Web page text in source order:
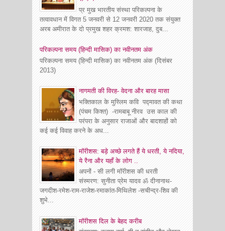
प्र मुख भारतीय संस्था परिकल्पना के
तत्वावधान में विगत 5 जनवरी से 12 जनवरी 2020 तक संयुक्त
अरब अमीरात के दो प्रमुख शहर क्रमश: शारजाह, दुब...
परिकल्पना समय (हिन्दी मासिक) का नवीनतम अंक
परिकल्पना समय (हिन्दी मासिक) का नवीनतम अंक (दिसंबर
2013)
नागमती की विरह- वेदना और बारह मासा
भक्तिकाल के मुस्लिम कवि पद्मावत की कथा
(पंचम किश्त) -रामबाबू नीरव उस काल की
परंपरा के अनुसार राजाओं और बादशाहों को
कई कई विवाह करने के अध...
मॉरीशस: बड़े अच्छे लगते हैं ये धरती, ये नदिया,
ये रैना और यहाँ के लोग ..
अपनों - सी लगी मॉरीशस की धरती
संस्मरण: सुनीता प्रेम यादव ॐ दीनानाथ-
जगदीश-रमेश-राम-राजेश-रमाकांत-मिथिलेश -सचीन्द्र-शिव की
शुभे...
माॅरीशस दिल के बेहद करीब